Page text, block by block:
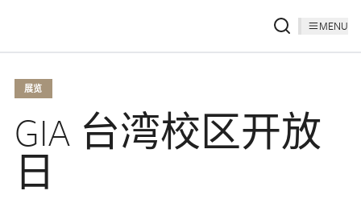
MENU
展览
GIA 台湾校区开放
日